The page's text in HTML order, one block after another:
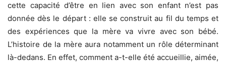
cette capacité d’être en lien avec son enfant n’est pas
donnée dès le départ : elle se construit au fil du temps et
des expériences que la mère va vivre avec son bébé.
L’histoire de la mère aura notamment un rôle déterminant
là-dedans. En effet, comment a-t-elle été accueillie, aimée,